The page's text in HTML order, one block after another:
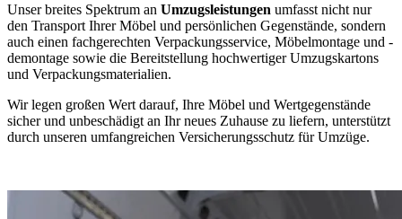
Unser breites Spektrum an Umzugsleistungen umfasst nicht nur
den Transport Ihrer Möbel und persönlichen Gegenstände, sondern
auch einen fachgerechten Verpackungsservice, Möbelmontage und -
demontage sowie die Bereitstellung hochwertiger Umzugskartons
und Verpackungsmaterialien.
Wir legen großen Wert darauf, Ihre Möbel und Wertgegenstände
sicher und unbeschädigt an Ihr neues Zuhause zu liefern, unterstützt
durch unseren umfangreichen Versicherungsschutz für Umzüge.